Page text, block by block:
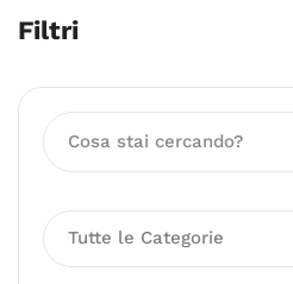
Filtri
Tutte le Categorie